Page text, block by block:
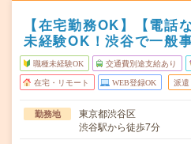
【在宅勤務OK】【電話
未経験OK！渋谷で一般
職種未経験OK 交通費別途支給あり
在宅・リモート WEB登録OK 派遣
勤務地
東京都渋谷区
渋谷駅から徒歩7分